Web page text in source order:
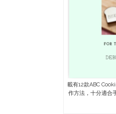
載有12款ABC
作方法，十分適合